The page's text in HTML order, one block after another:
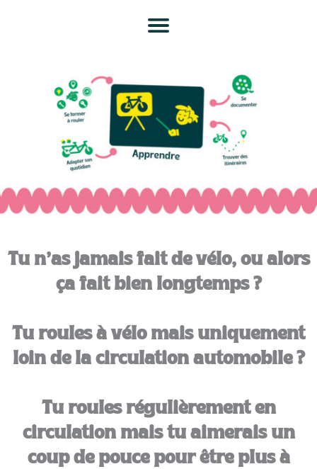
Menu
Tu n’as jamais fait de vélo, ou alors
ça fait bien longtemps ?
Tu roules à vélo mais uniquement
loin de la circulation automobile ?
Tu roules régulièrement en
circulation mais tu aimerais un
coup de pouce pour être plus à